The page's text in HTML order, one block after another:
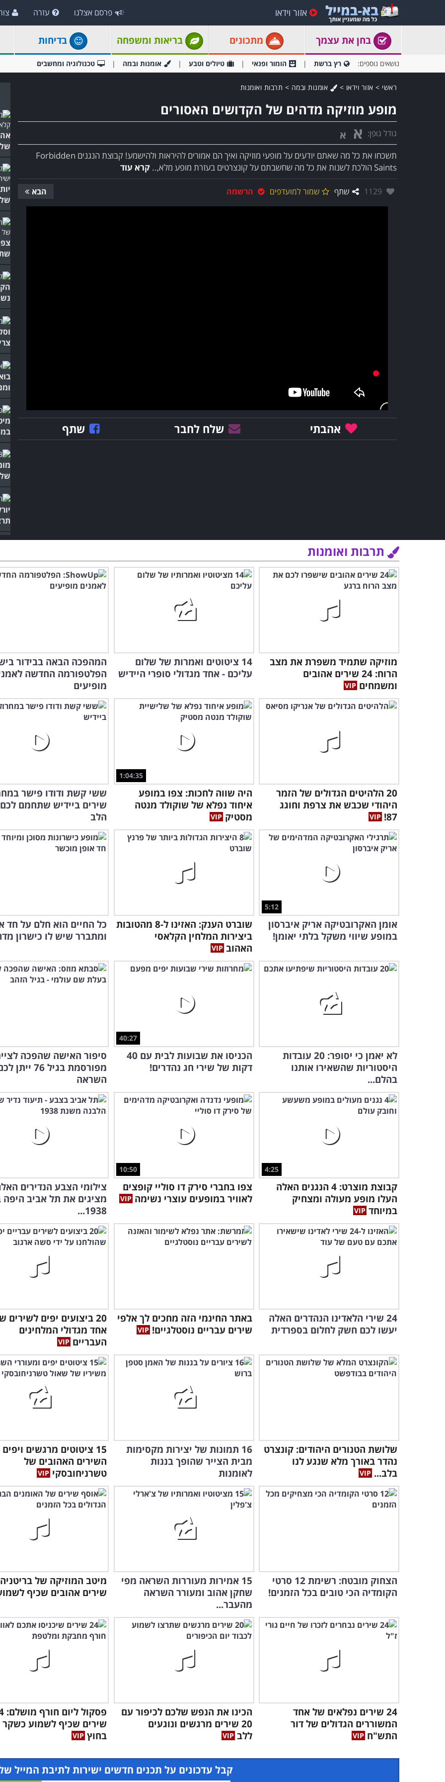
אזור וידאו פרסם אצלנו עזרה
בחן את עצמך מתכונים בריאות ומשפחה בדיחות
נושאים נוספים: רץ ברשת הומור ופנאי טיולים וטבע אומנות ובמה טכנולוגיה ומחשבים
ראשי > אזור וידאו > אומנות ובמה > תרבות ואומנות
מופע מוזיקה מדהים של הקדושים האסורים
גודל גופן: א א
תשכחו את כל מה שאתם יודעים על מופעי מוזיקה ואיך הם אמורים להיראות ולהישמע! קבוצת הנגנים Forbidden
Saints הולכת לשנות את כל מה שחשבתם על קונצרטים בעזרת מופע מלא,..
קרא עוד
אהבו:
1129 שתף שמור למועדפים הרשמה הבא
אהבתי שלח לחבר שתף
תרבות ואומנות
מוזיקה שתמיד משפרת את מצב
הרוח: 24 שירים אהובים
ומשמחים
14 ציטוטים ואמרות של שלום
עליכם - אחד מגדולי סופרי היידיש
המהפכה הבאה בבידור
הפלטפורמה החדשה
מופיעים
20 הלהיטים הגדולים של הזמר
היהודי שכבש את צרפת וחוגג
87!
1:04:35
היה שווה לחכות: צפו במופע
איחוד נפלא של שוקולד מנטה
מסטיק
ששי קשת ודודו פישר
שירים ביידיש שתחמם
הלב
5:12
אומן האקרובטיקה אריק איברסון
במופע שיווי משקל בלתי יאומן!
שוברט הענק: האזינו ל-8 מהטובות
ביצירות המלחין הקלאסי
האהוב
כל החיים הוא חלם על חד
ומתברר שיש לו כישרון
לא יאמן כי יסופר: 20 עובדות
היסטוריות שהשאירו אותנו
בהלם...
40:27
הכניסו את שבועות לבית עם 40
דקות של שירי חג נהדרים!
סיפור האישה שהפכה
מפורסמת בגיל 76 ייתן
השראה
4:25
קבוצת מוצרט: 4 הנגנים האלה
העלו מופע מעולה ומצחיק
במיוחד
10:50
צפו בחברי סירק דו סוליי קופצים
לאוויר במופעים עוצרי נשימה
צילומי הצבע הנדירים
מציגים את תל אביב
1938...
24 שירי הלאדינו הנהדרים האלה
יעשו לכם חשק לחלום בספרדית
באתר החינמי הזה מחכים לך אלפי
שירים עבריים נוסטלגיים!
20 ביצועים יפים
אחד מגדולי המלחינים
העבריים
שלושת הטנורים היהודים: קונצרט
נהדר באורך מלא שנגע לנו
בלב...
16 תמונות של יצירות מקסימות
מבית הצייר שהופך בננות
לאומנות
15 ציטוטים מרגשים
השירים האהובים של
טשרניחובסקי
הצחוק מובטח: רשימת 12 סרטי
הקומדיה הכי טובים בכל הזמנים!
15 אמירות מעוררות השראה מפי
שחקן אהוב ומעורר השראה
מהעבר...
שירים אהובים שכיף
24 שירים נפלאים של אחד
המשוררים הגדולים של דור
התש"ח
הכינו את הנפש שלכם לכיפור עם
20 שירים מרגשים ונוגעים
ללב
שירים שכיף לשמוע כשקר
בחוץ
קבל עדכונים על תכנים חדשים ישירות לתיבת המייל